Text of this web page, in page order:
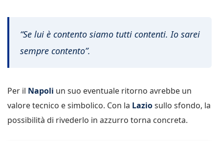
“Se lui è contento siamo tutti contenti. Io sarei
sempre contento”.
Per il Napoli un suo eventuale ritorno avrebbe un
valore tecnico e simbolico. Con la Laziosullo sfondo, la
possibilità di rivederlo in azzurro torna concreta.